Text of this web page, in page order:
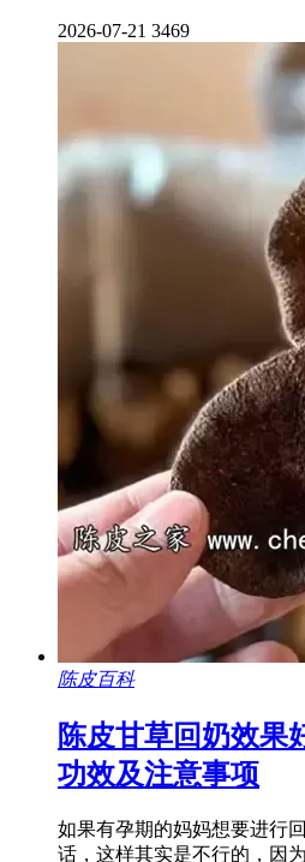
2026-07-21 3469
陈皮百科
陈皮甘草回奶效果
功效及注意事项
如果有孕期的妈妈想要进行
话，这样其实是不行的，因